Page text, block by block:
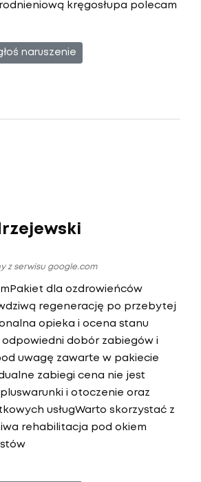
kręgosłupa polecam
naruszenie
z serwisu google.com
dla ozdrowieńców
regenerację po przebytej
opieka i ocena stanu
dobór zabiegów i
uwagę zawarte w pakiecie
zabiegi cena nie jest
i otoczenie oraz
usługWarto skorzystać z
rehabilitacja pod okiem